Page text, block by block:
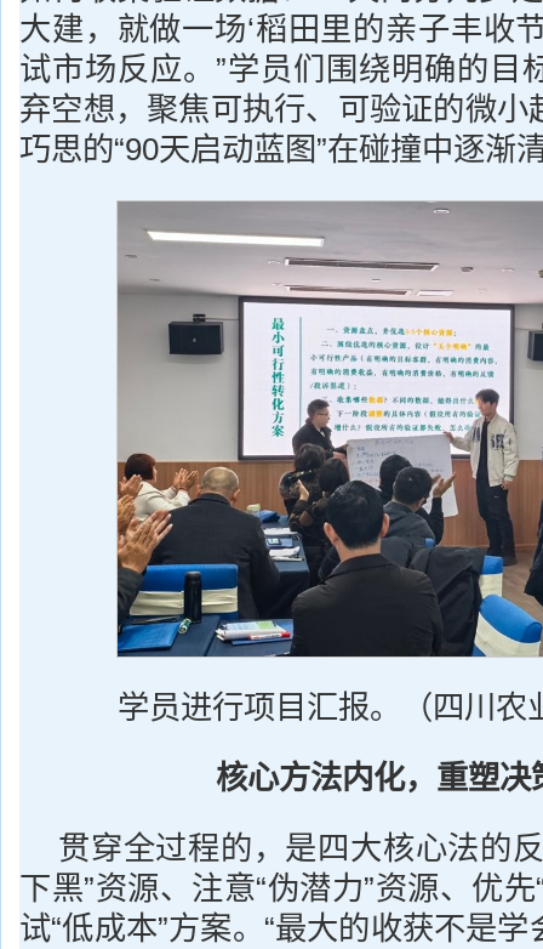
大建，就做一场‘稻田里的亲子丰收
试市场反应。”学员们围绕明确的目
弃空想，聚焦可执行、可验证的微小
巧思的“90天启动蓝图”在碰撞中逐渐
学员进行项目汇报。（四川农
核心方法内化，重塑决
贯穿全过程的，是四大核心法的
下黑”资源、注意“伪潜力”资源、优
试“低成本”方案。“最大的收获不是